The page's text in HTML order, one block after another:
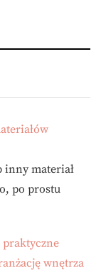
inny materiał
po prostu
wnętrza